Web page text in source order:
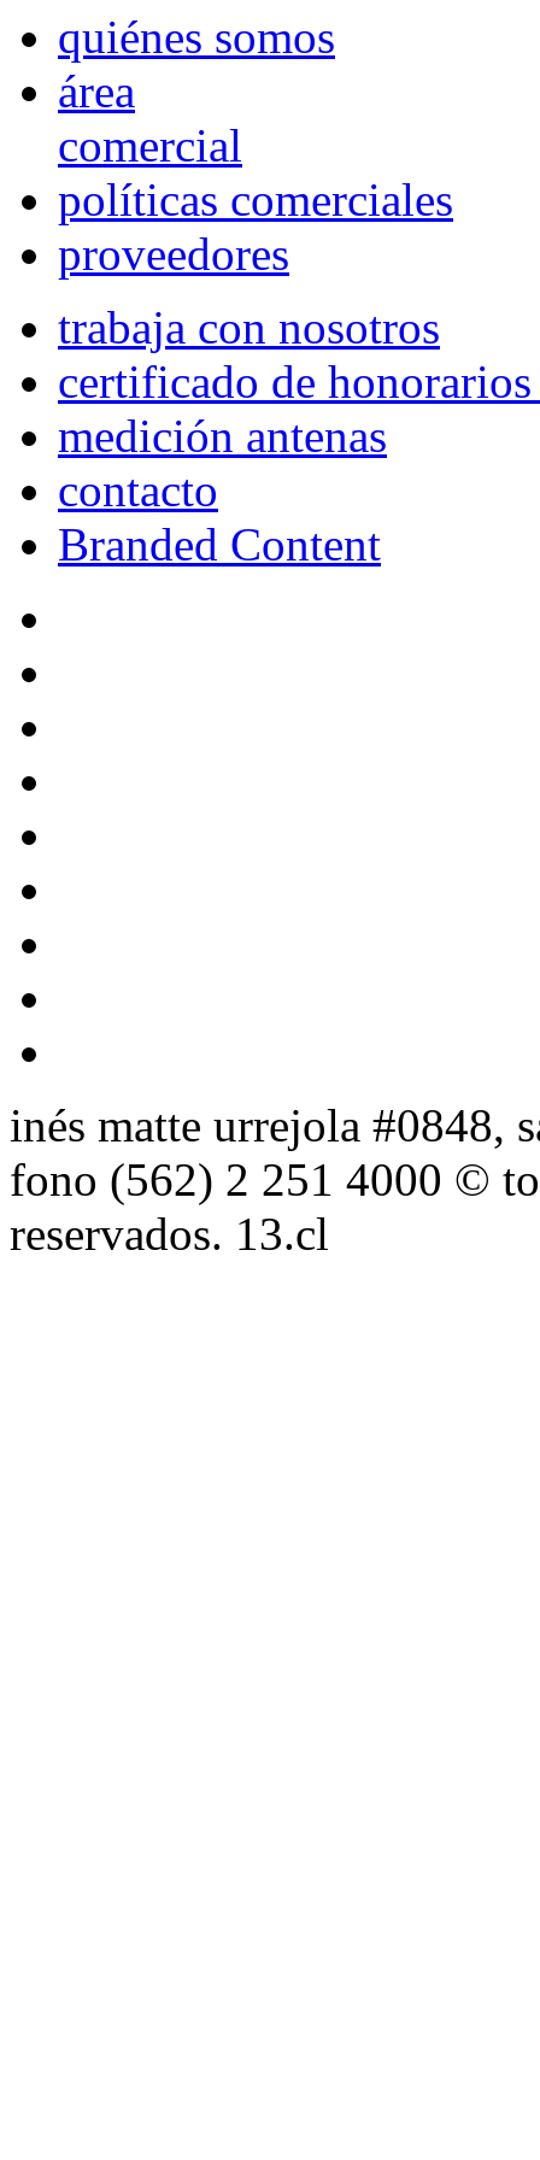
quiénes somos
área
comercial
políticas comerciales
proveedores
trabaja con nosotros
certificado de
medición antenas
contacto
Branded Content
inés matte urrejola #0848,
fono (562) 2 251 4000 ©
reservados. 13.cl